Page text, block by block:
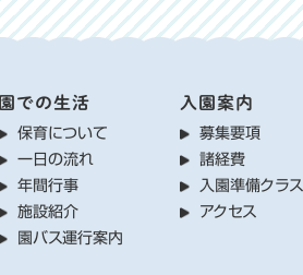
園での生活
保育について
一日の流れ
年間行事
施設紹介
園バス運行案内
入園案内
募集要項
諸経費
入園準備クラス
アクセス